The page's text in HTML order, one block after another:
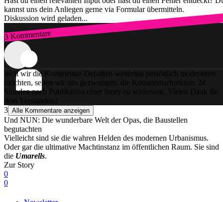
kannst uns dein Anliegen gerne via Formular übermitteln.
Diskussion wird geladen...
3 Kommentare
Zum Login
Weil wir die Kommentar-Debatten weiterhin persönlich moderieren
möchten, sehen wir uns gezwungen, die Kommentarfunktion 24
Stunden nach Publikation einer Story zu schliessen. Vielen Dank für
dein Verständnis!
3 Alle Kommentare anzeigen
Und NUN: Die wunderbare Welt der Opas, die Baustellen
begutachten
Vielleicht sind sie die wahren Helden des modernen Urbanismus.
Oder gar die ultimative Machtinstanz im öffentlichen Raum. Sie sind
die Umarells.
Zur Story
0
0